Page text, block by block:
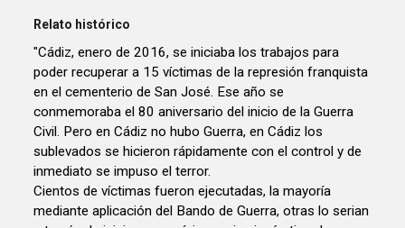
Relato histórico
"Cádiz, enero de 2016, se iniciaba los trabajos para
poder recuperar a 15 víctimas de la represión franquista
en el cementerio de San José. Ese año se
conmemoraba el 80 aniversario del inicio de la Guerra
Civil. Pero en Cádiz no hubo Guerra, en Cádiz los
sublevados se hicieron rápidamente con el control y de
inmediato se impuso el terror.
Cientos de víctimas fueron ejecutadas, la mayoría
mediante aplicación del Bando de Guerra, otras lo serian